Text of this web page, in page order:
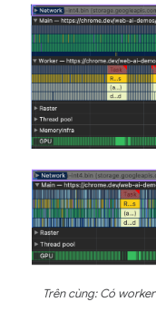
Trên cùng: Có